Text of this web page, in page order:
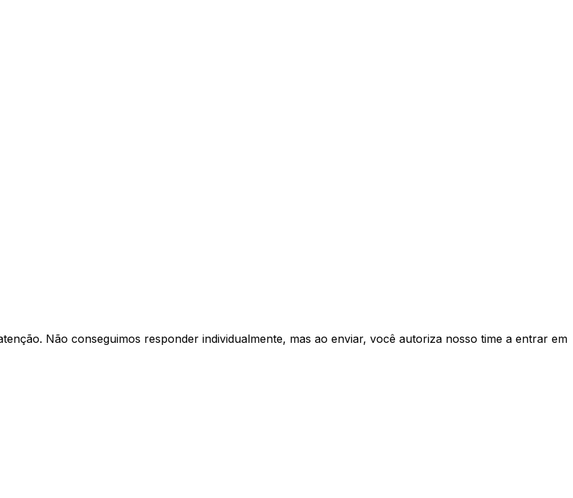
Não conseguimos responder individualmente, mas ao enviar, você autoriza nosso time a entrar em